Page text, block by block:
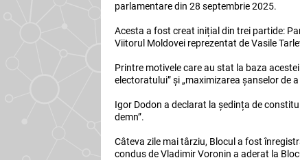
parlamentare din 28 septembrie 2025.
Acesta a fost creat inițial din trei partide:
Viitorul Moldovei reprezentat de Vasile
Printre motivele care au stat la baza
electoratului” și „maximizarea șanselor de
Igor Dodon a declarat la ședința de
demn”.
Câteva zile mai târziu, Blocul a fost
condus de Vladimir Voronin a aderat la